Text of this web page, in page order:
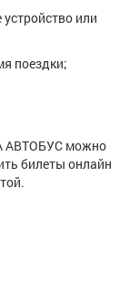
или
поездки;
АВТОБУС можно
билеты онлайн